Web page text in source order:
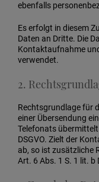
ebenfalls
Es erfolgt in diesem
Daten an Dritte. Die
Kontaktaufnahme
verwendet.
2.
Rechtsgrundlage für
einer Übersendung
Telefonats
DSGVO. Zielt der
ab, so ist zusätzliche
Art. 6 Abs. 1 S. 1 lit. b